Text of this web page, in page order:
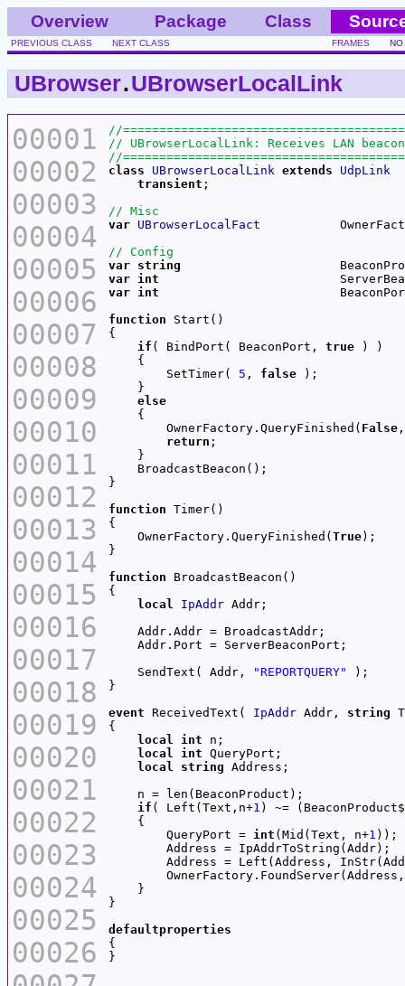
Overview Package Class
PREVIOUS CLASS NEXT CLASS FRAMES NO
UBrowser.UBrowserLocalLink
00001
00002
00003
00004
00005
00006
00007
00008
00009
00010
00011
00012
00013
00014
00015
00016
00017
00018
00019
00020
00021
00022
00023
00024
00025
00026
class UBrowserLocalLink extends
UdpLink
transient
var UBrowserLocalFact
var string
var int
var int
function
if ( BindPort( BeaconPort, true
        SetTimer(
5 , false
else
        OwnerFactory.QueryFinished(
False
return
function
    OwnerFactory.QueryFinished(
True
function
local
IpAddr
    SendText( Addr,
"REPORTQUERY"
event ReceivedText( IpAddr Addr, string
local
int
local
int
local
string
if ( Left(Text,n+1 ) ~= (BeaconProduct$
        QueryPort =
int (Mid(Text, n+1
Address = Left(Address,
defaultproperties